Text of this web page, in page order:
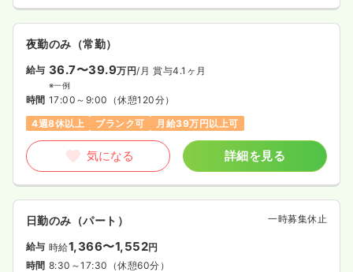
夜勤のみ（常勤）
給与 36.7〜39.9万円/月 賞与4.1ヶ月
※一例
時間 17:00～9:00 （休憩120分）
4週8休以上
ブランク可 月給39万円以上可
気になる 詳細を見る
日勤のみ（パート） 一時募集休止
給与 時給1,366〜1,552円
時間 8:30～17:30 （休憩60分）